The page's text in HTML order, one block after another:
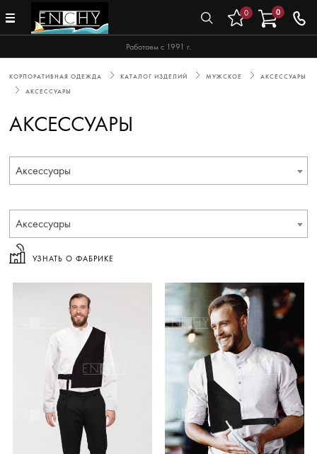
Работаем с 1991 г.
0 0
КОРПОРАТИВНАЯ ОДЕЖДА КАТАЛОГ ИЗДЕЛИЙ МУЖСКОЕ
АКСЕССУАРЫ
АКСЕССУАРЫ
АКСЕССУАРЫ
Аксессуары
Аксессуары
УЗНАТЬ О ФАБРИКЕ